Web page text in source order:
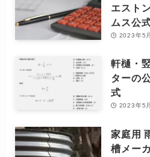
エスト
ムス公
2023年5
軒樋・
ターの
式
2023年5
家庭用
槽メー